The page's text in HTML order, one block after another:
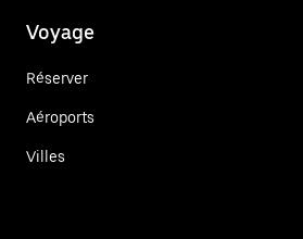
Voyage
Réserver
Aéroports
Villes